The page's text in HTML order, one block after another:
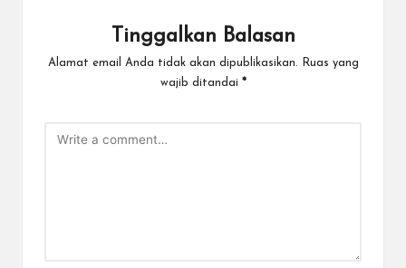
Tinggalkan Balasan
Alamat email Anda tidak akan dipublikasikan.
Ruas yang
wajib ditandai *